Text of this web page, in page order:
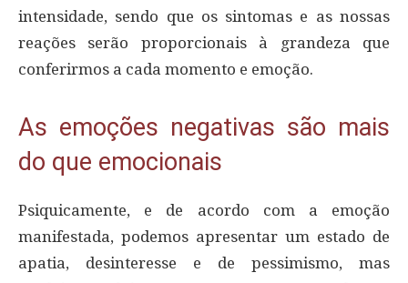
intensidade, sendo que os sintomas e as nossas
reações serão proporcionais à grandeza que
conferirmos a cada momento e emoção.
As emoções negativas são mais
do que emocionais
Psiquicamente, e de acordo com a emoção
manifestada, podemos apresentar um estado de
apatia, desinteresse e de pessimismo, mas